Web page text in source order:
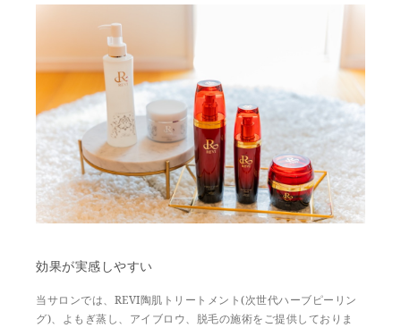
効果が実感しやすい
当サロンでは、REVI陶肌トリートメント(次世代ハーブピーリン
グ)、よもぎ蒸し、アイブロウ、脱毛の施術をご提供しておりま